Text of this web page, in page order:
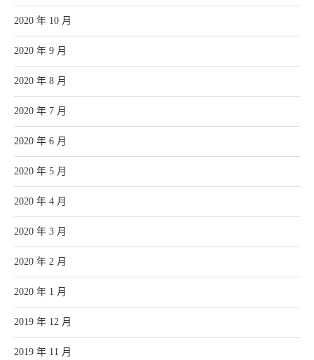
2020 年 10 月
2020 年 9 月
2020 年 8 月
2020 年 7 月
2020 年 6 月
2020 年 5 月
2020 年 4 月
2020 年 3 月
2020 年 2 月
2020 年 1 月
2019 年 12 月
2019 年 11 月